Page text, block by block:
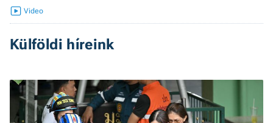
Külföldi híreink